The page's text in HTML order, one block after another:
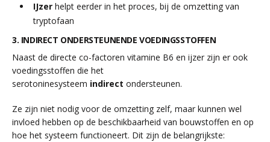
IJzerhelpt eerder in het proces, bij de omzetting van
tryptofaan
3. INDIRECT ONDERSTEUNENDE VOEDINGSSTOFFEN
Naast de directe co-factoren vitamine B6 en ijzer zijn er ook
voedingsstoffen die het
serotoninesysteem indirect ondersteunen.
Ze zijn niet nodig voor de omzetting zelf, maar kunnen wel
invloed hebben op de beschikbaarheid van bouwstoffen en op
hoe het systeem functioneert. Dit zijn de belangrijkste: